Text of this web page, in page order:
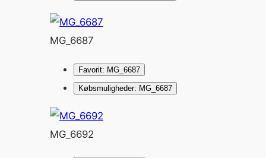
MG_6687
Favorit: MG_6687
Købsmuligheder: MG_6687
MG_6692